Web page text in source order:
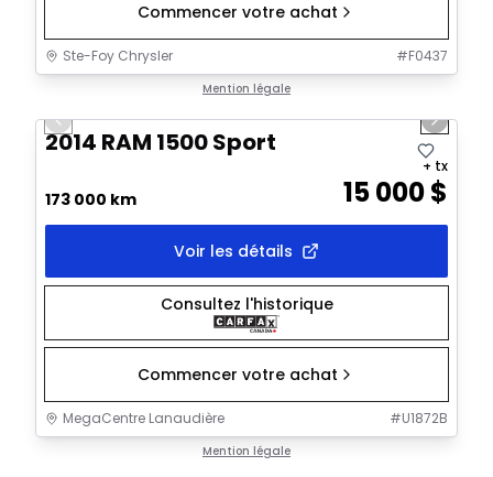
Commencer votre achat
Ste-Foy Chrysler #F0437
Mention légale
Previous slide Next
2014 RAM 1500 Sport
173 000 km 15 000$
+ tx
Voir les détails
Consultez l'historique
Commencer votre achat
MegaCentre Lanaudière #U1872B
Mention légale